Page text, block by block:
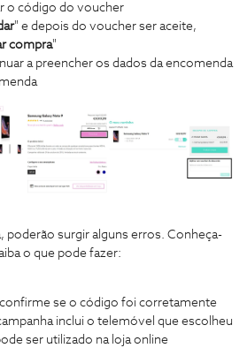
o código do voucher
" e depois do voucher ser aceite,
compra"
a preencher os dados da encomenda
poderão surgir alguns erros. Conheça-
o que pode fazer:
se o código foi corretamente
inclui o telemóvel que escolheu
ser utilizado na loja online